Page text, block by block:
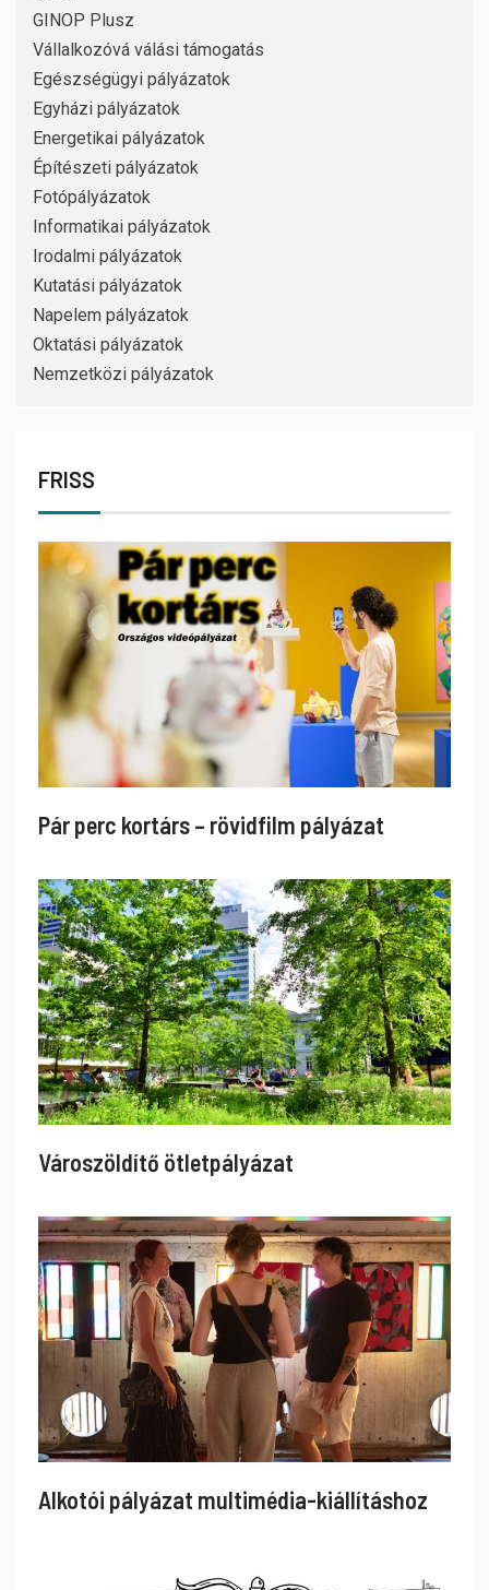
GINOP Plusz
Vállalkozóvá válási támogatás
Egészségügyi pályázatok
Egyházi pályázatok
Energetikai pályázatok
Építészeti pályázatok
Fotópályázatok
Informatikai pályázatok
Irodalmi pályázatok
Kutatási pályázatok
Napelem pályázatok
Oktatási pályázatok
Nemzetközi pályázatok
FRISS
Pár perc kortárs – rövidfilm pályázat
Városzöldítő ötletpályázat
Alkotói pályázat multimédia-kiállításhoz